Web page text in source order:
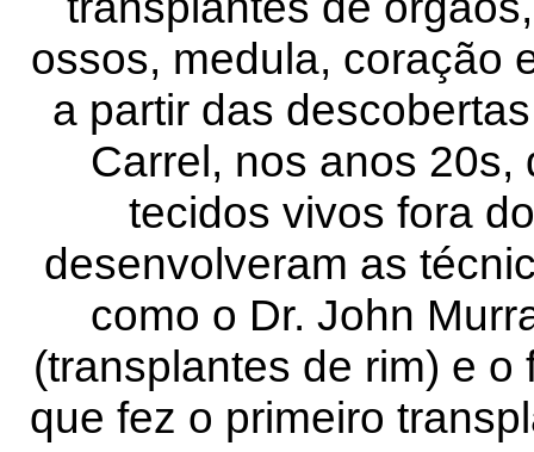
ossos, medula, coração
a partir das
Carrel, nos anos 20s,
tecidos vivos fora
desenvolveram as
como o Dr. John
(transplantes de rim) e
que fez o primeiro